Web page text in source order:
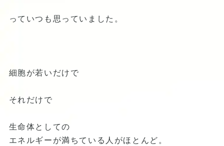
っていつも思っていました。
細胞が若いだけで
それだけで
生命体としての
エネルギーが満ちている人がほとんど。